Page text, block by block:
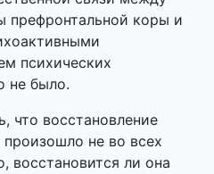
префронтальной коры и
психических
не было.
что восстановление
не во всех
восстановится ли она